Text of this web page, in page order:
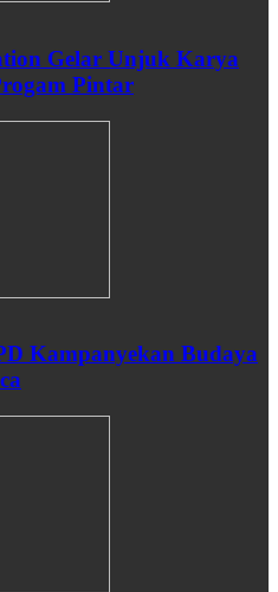
Gelar Unjuk Karya
Pintar
Kampanyekan Budaya